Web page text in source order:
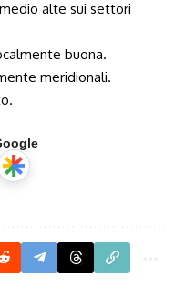
alte sui settori
buona.
meridionali.